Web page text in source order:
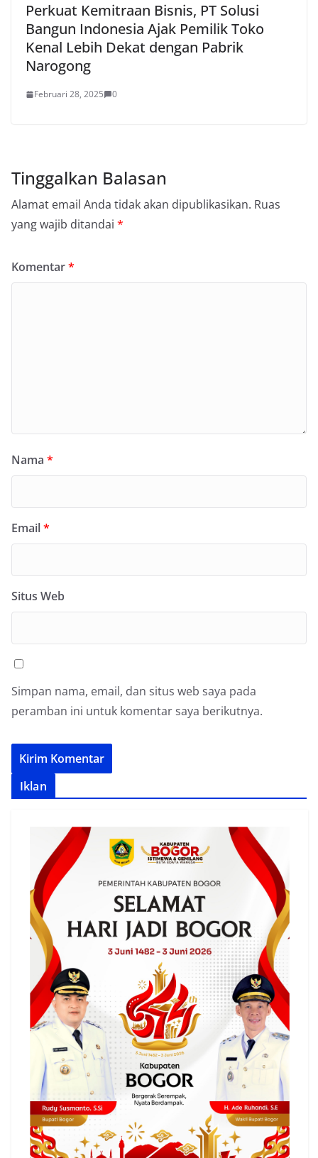
Perkuat Kemitraan Bisnis, PT Solusi
Bangun Indonesia Ajak Pemilik Toko
Kenal Lebih Dekat dengan Pabrik
Narogong
Februari 28, 2025 0
Tinggalkan Balasan
Alamat email Anda tidak akan dipublikasikan. Ruas
yang wajib ditandai *
Komentar*
Nama *
Email*
Situs Web
Simpan nama, email, dan situs web saya pada
peramban ini untuk komentar saya berikutnya.
Iklan